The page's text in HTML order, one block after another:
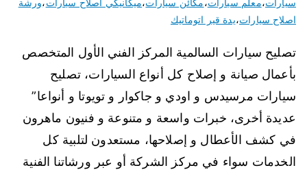
سيارات،معلم سيارات،مكائن سيارات،ميكانيكي اصلاح سيارات،ورشة
اصلاح سيارات،يدة قير اتوماتيك
تصليح سيارات السالمية المركز الفني الأول المتخصص
بأعمال صيانة و إصلاح كل أنواع السيارات، تصليح
سيارات مرسيدس و اودي و جاكوار و تويوتا و أنواعا”
عديدة أخرى، خبرات واسعة و متنوعة و فنيون ماهرون
في كشف الأعطال و إصلاحها، مستعدون لتلبية كل
الخدمات سواء في مركز الشركة أو عبر ورشاتنا الفنية